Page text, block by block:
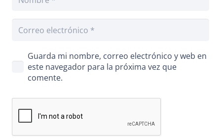
Guarda mi nombre, correo electrónico y web en
este navegador para la próxima vez que
comente.